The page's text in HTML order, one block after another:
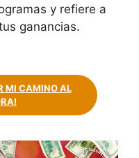
y refiere a
ganancias.
MI CAMINO AL